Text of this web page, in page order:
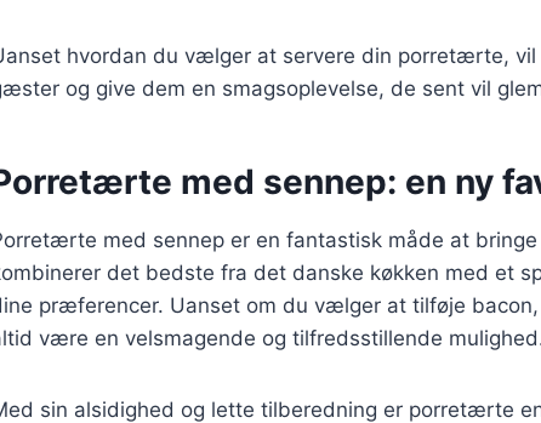
hvordan du vælger at servere din porretærte,
og give dem en smagsoplevelse, de sent vil
med sennep: en ny
med sennep er en fantastisk måde at
det bedste fra det danske køkken med et
præferencer. Uanset om du vælger at tilføje
være en velsmagende og tilfredsstillende
sin alsidighed og lette tilberedning er porretærte